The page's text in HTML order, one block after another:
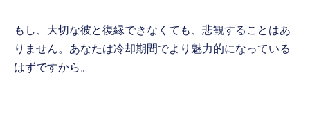
もし、大切な彼と復縁できなくても、悲観することはあ
りません。あなたは冷却期間でより魅力的になっている
はずですから。